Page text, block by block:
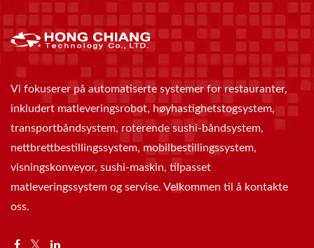
Vi fokuserer på automatiserte systemer for restauranter,
inkludert matleveringsrobot, høyhastighetstogsystem,
transportbåndsystem, roterende sushi-båndsystem,
nettbrettbestillingssystem, mobilbestillingssystem,
visningskonveyor, sushi-maskin, tilpasset
matleveringssystem og servise. Velkommen til å kontakte
oss.